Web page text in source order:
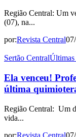
Região Central: Um
(07), na...
por:Revista Central
Sertão CentralÚltimas
Ela venceu!
última
Região Central: Um
vida...
por:Revista Central